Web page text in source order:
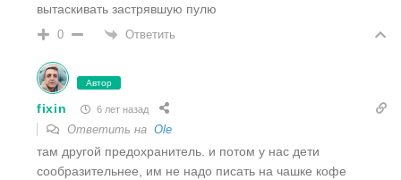
вытаскивать застрявшую пулю
0 Ответить
Автор
fixin 6 лет назад
Ответить на Ole
там другой предохранитель. и потом у нас дети
сообразительнее, им не надо писать на чашке кофе